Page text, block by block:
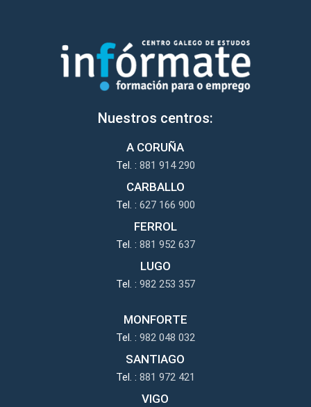
Nuestros centros:
A CORUÑA
Tel. : 881 914 290
CARBALLO
Tel. : 627 166 900
FERROL
Tel. : 881 952 637
LUGO
Tel. : 982 253 357
MONFORTE
Tel. : 982 048 032
SANTIAGO
Tel. : 881 972 421
VIGO